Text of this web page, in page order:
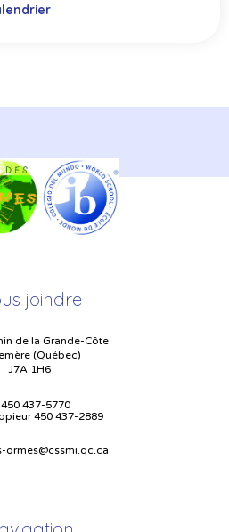
joindre
de la Grande-Côte
(Québec)
J7A 1H6
450 437-5770
450 437-2889
ormes@cssmi.qc.ca